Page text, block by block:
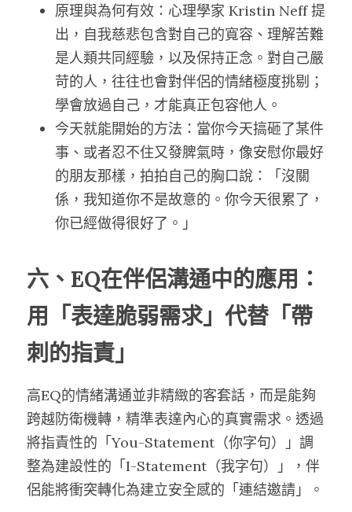
原理與為何有效：心理學家 Kristin Neff 提
出，自我慈悲包含對自己的寬容、理解苦難
是人類共同經驗，以及保持正念。對自己嚴
苛的人，往往也會對伴侶的情緒極度挑剔；
學會放過自己，才能真正包容他人。
今天就能開始的方法：當你今天搞砸了某件
事、或者忍不住又發脾氣時，像安慰你最好
的朋友那樣，拍拍自己的胸口說：「沒關
係，我知道你不是故意的。你今天很累了，
你已經做得很好了。」
六、EQ在伴侶溝通中的應用：
用「表達脆弱需求」代替「帶
刺的指責」
高EQ的情緒溝通並非精緻的客套話，而是能夠
跨越防衛機轉，精準表達內心的真實需求。透過
將指責性的「You-Statement（你字句）」調
整為建設性的「I-Statement（我字句）」，伴
侶能將衝突轉化為建立安全感的「連結邀請」。